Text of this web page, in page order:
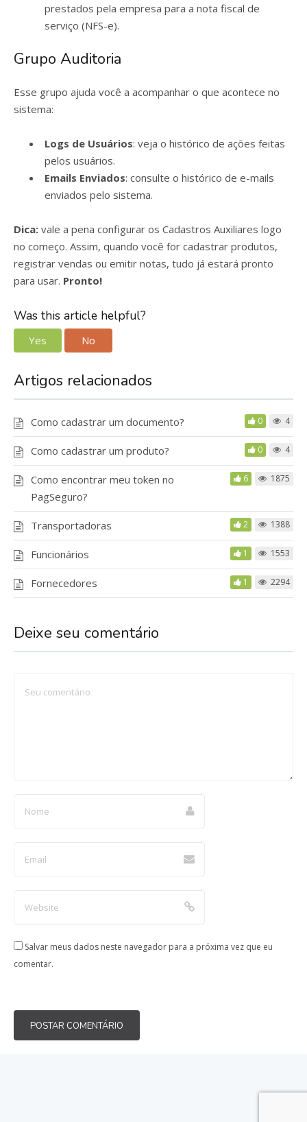
prestados pela empresa para a nota fiscal de
serviço (NFS-e).
Grupo Auditoria
Esse grupo ajuda você a acompanhar o que acontece no
sistema:
Logs de Usuários: veja o histórico de ações feitas
pelos usuários.
Emails Enviados: consulte o histórico de e-mails
enviados pelo sistema.
Dica: vale a pena configurar os Cadastros Auxiliares logo
no começo. Assim, quando você for cadastrar produtos,
registrar vendas ou emitir notas, tudo já estará pronto
para usar. Pronto!
Was this article helpful?
Yes No
Artigos relacionados
Como cadastrar um documento? 0 4
Como cadastrar um produto? 0 4
Como encontrar meu token no
PagSeguro?
6 1875
Transportadoras 2 1388
Funcionários 1 1553
Fornecedores 1 2294
Deixe seu comentário
Salvar meus dados neste navegador para a próxima vez que eu
comentar.